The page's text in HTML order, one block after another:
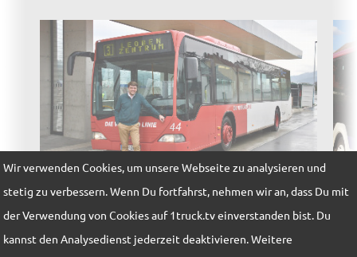
Wir verwenden Cookies, um unsere Webseite zu analysieren und
stetig zu verbessern. Wenn Du fortfahrst, nehmen wir an, dass Du mit
der Verwendung von Cookies auf 1truck.tv einverstanden bist. Du
kannst den Analysedienst jederzeit deaktivieren. Weitere
Interview mit Michael @stelzi88